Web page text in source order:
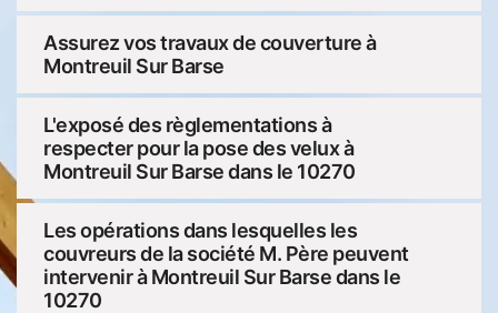
Assurez vos travaux de couverture à
Montreuil Sur Barse
L'exposé des règlementations à
respecter pour la pose des velux à
Montreuil Sur Barse dans le 10270
Les opérations dans lesquelles les
couvreurs de la société M. Père peuvent
intervenir à Montreuil Sur Barse dans le
10270